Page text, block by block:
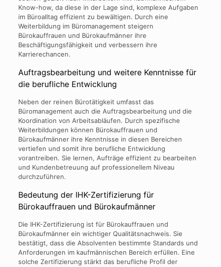
Know-how, da diese in der Lage sind, komplexe Aufgaben
im Büroalltag effizient zu bewältigen. Durch eine
Weiterbildung im Büromanagement steigern
Bürokauffrauen und Bürokaufmänner ihre
Beschäftigungsfähigkeit und verbessern ihre
Karrierechancen.
Auftragsbearbeitung und weitere Kenntnisse für
die berufliche Entwicklung
Neben der reinen Bürotätigkeit umfasst das
Büromanagement auch die Auftragsbearbeitung und die
Koordination von Arbeitsabläufen. Durch spezifische
Weiterbildungen können Bürokauffrauen und
Bürokaufmänner ihre Kenntnisse in diesen Bereichen
vertiefen und somit ihre berufliche Entwicklung
vorantreiben. Sie lernen, Aufträge effizient zu bearbeiten
und Kundenbetreuung auf professionellem Niveau
durchzuführen.
Bedeutung der IHK-Zertifizierung für
Bürokauffrauen und Bürokaufmänner
Die IHK-Zertifizierung ist für Bürokauffrauen und
Bürokaufmänner ein wichtiger Qualitätsnachweis. Sie
bestätigt, dass die Absolventen bestimmte Standards und
Anforderungen im kaufmännischen Bereich erfüllen. Eine
solche Zertifizierung stärkt das berufliche Profil der